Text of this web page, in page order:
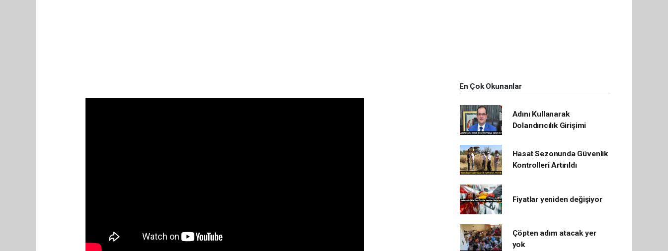
En Çok Okunanlar
Adını Kullanarak
Dolandırıcılık Girişimi
Hasat Sezonunda Güvenlik
Kontrolleri Artırıldı
Fiyatlar yeniden değişiyor
Çöpten adım atacak yer
yok